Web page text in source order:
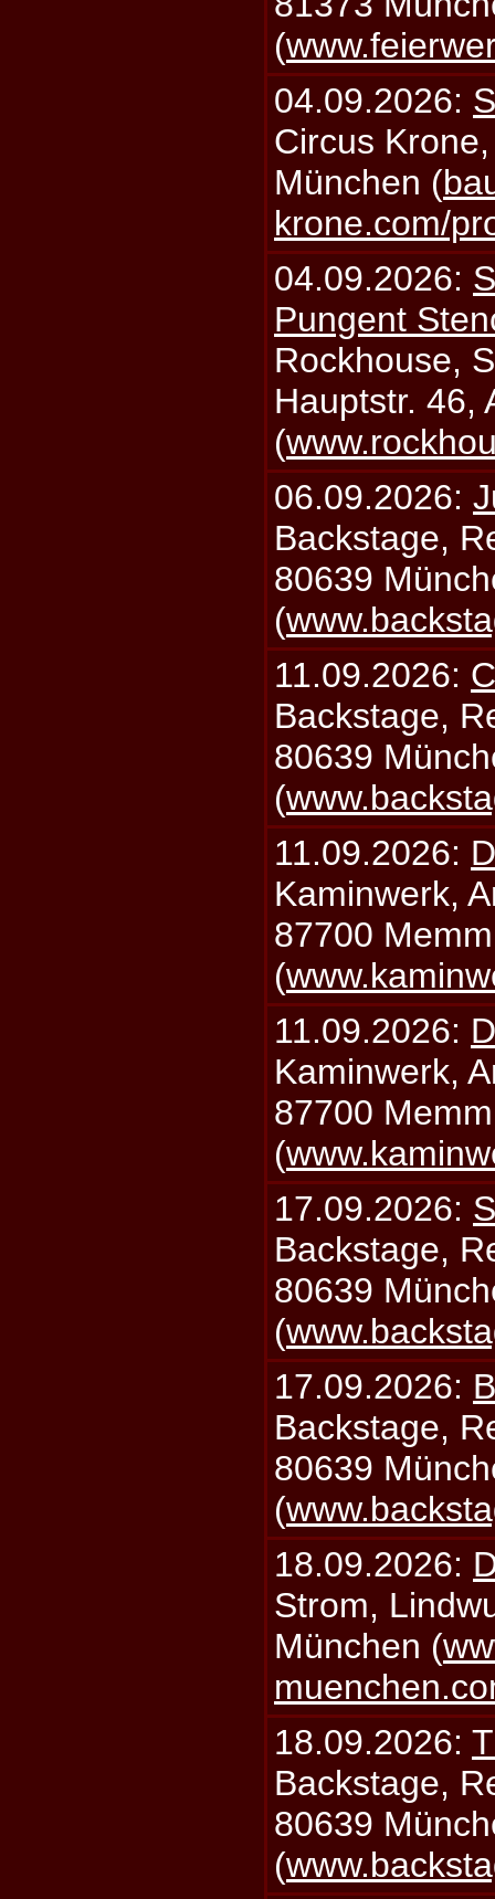
(
04.09.2026:
Circus
München (
krone.com/
04.09.2026:
Pungent
Rockhouse,
Hauptstr. 46,
(
06.09.2026:
Backstage,
80639
(
11.09.2026:
Backstage,
80639
(
11.09.2026:
Kaminwerk,
87700
(
11.09.2026:
Kaminwerk,
87700
(
17.09.2026:
Backstage,
80639
(
17.09.2026:
Backstage,
80639
(
18.09.2026:
Strom,
München (
18.09.2026:
Backstage,
80639
(